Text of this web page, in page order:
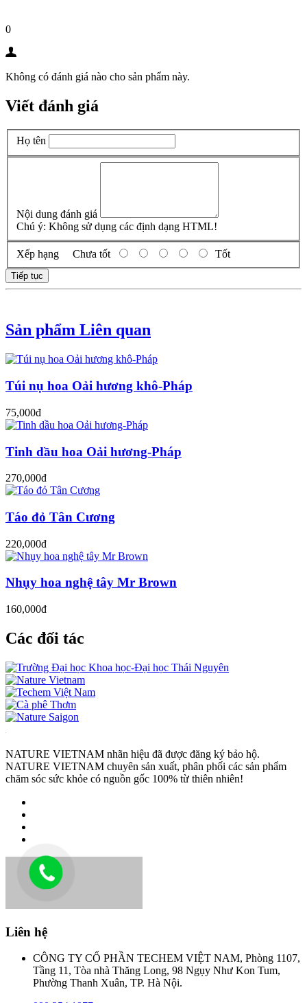
0
Không có đánh giá nào cho sản phẩm này.
Viết đánh giá
Họ tên
Nội dung đánh giá
Chú ý: Không sử dụng các định dạng HTML!
Xếp hạng Chưa tốt Tốt
Tiếp tục
Sản phẩm Liên quan
Túi nụ hoa Oải hương khô-Pháp
75,000đ
Tinh dầu hoa Oải hương-Pháp
270,000đ
Táo đỏ Tân Cương
220,000đ
Nhụy hoa nghệ tây Mr Brown
160,000đ
Các đối tác
NATURE VIETNAM nhãn hiệu đã được đăng ký bảo hộ.
NATURE VIETNAM chuyên sản xuất, phân phối các sản phẩm
chăm sóc sức khỏe có nguồn gốc 100% từ thiên nhiên!
Liên hệ
CÔNG TY CỔ PHẦN TECHEM VIỆT NAM, Phòng 1107,
Tầng 11, Tòa nhà Thăng Long, 98 Ngụy Như Kon Tum,
Phường Thanh Xuân, TP. Hà Nội.